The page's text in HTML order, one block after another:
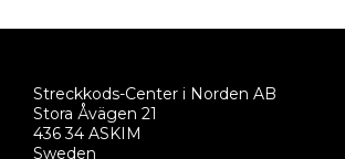
Streckkods-Center i Norden AB
Stora Åvägen 21
436 34 ASKIM
Sweden